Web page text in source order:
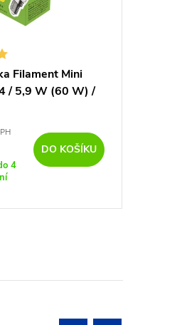
Filament Mini
/ 5,9 W (60 W) /
4
DO KOŠÍKU